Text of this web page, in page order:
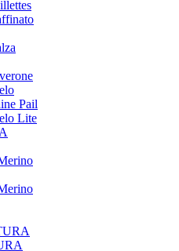
Pail
Lite